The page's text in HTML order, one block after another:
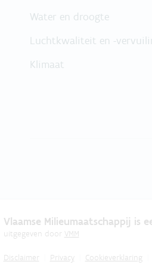
Water en droogte
Luchtkwaliteit en -
Klimaat
Vlaamse Milieumaatschappij is
uitgegeven door VMM
Disclaimer Privacy Cookieverklaring